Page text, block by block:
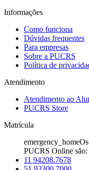
Informações
Como funciona
Dúvidas frequentes
Para empresas
Sobre a PUCRS
Política de
Atendimento
Atendimento ao
PUCRS Store
Matrícula
emergency_home
PUCRS Online são:
11 94208.7678